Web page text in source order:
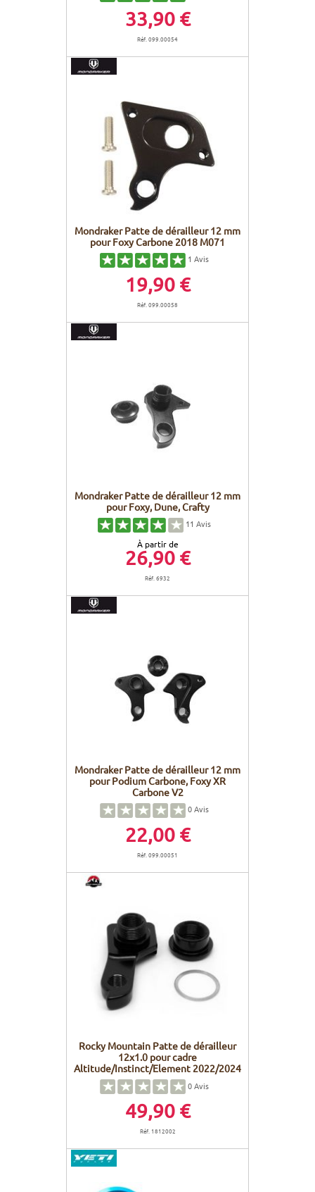
33,90 €
Réf. 099.00054
Mondraker Patte de dérailleur 12 mm
pour Foxy Carbone 2018 M071
1 Avis
19,90 €
Réf. 099.00058
Mondraker Patte de dérailleur 12 mm
pour Foxy, Dune, Crafty
11 Avis
À partir de
26,90 €
Réf. 6932
Mondraker Patte de dérailleur 12 mm
pour Podium Carbone, Foxy XR
Carbone V2
0Avis
22,00 €
Réf. 099.00051
Rocky Mountain Patte de dérailleur
12x1.0 pour cadre
Altitude/Instinct/Element 2022/2024
0Avis
49,90 €
Réf. 1812002